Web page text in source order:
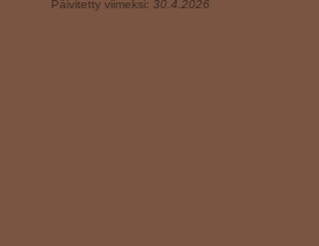
Päivitetty viimeksi: 30.4.2026